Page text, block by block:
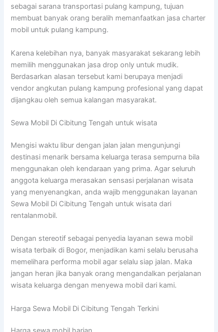
sebagai sarana transportasi pulang kampung, tujuan
membuat banyak orang beralih memanfaatkan jasa charter
mobil untuk pulang kampung.
Karena kelebihan nya, banyak masyarakat sekarang lebih
memilih menggunakan jasa drop only untuk mudik.
Berdasarkan alasan tersebut kami berupaya menjadi
vendor angkutan pulang kampung profesional yang dapat
dijangkau oleh semua kalangan masyarakat.
Sewa Mobil Di Cibitung Tengah untuk wisata
Mengisi waktu libur dengan jalan jalan mengunjungi
destinasi menarik bersama keluarga terasa sempurna bila
menggunakan oleh kendaraan yang prima. Agar seluruh
anggota keluarga merasakan sensasi perjalanan wisata
yang menyenangkan, anda wajib menggunakan layanan
Sewa Mobil Di Cibitung Tengah untuk wisata dari
rentalanmobil.
Dengan stereotif sebagai penyedia layanan sewa mobil
wisata terbaik di Bogor, menjadikan kami selalu berusaha
memelihara performa mobil agar selalu siap jalan. Maka
jangan heran jika banyak orang mengandalkan perjalanan
wisata keluarga dengan menyewa mobil dari kami.
Harga Sewa Mobil Di Cibitung Tengah Terkini